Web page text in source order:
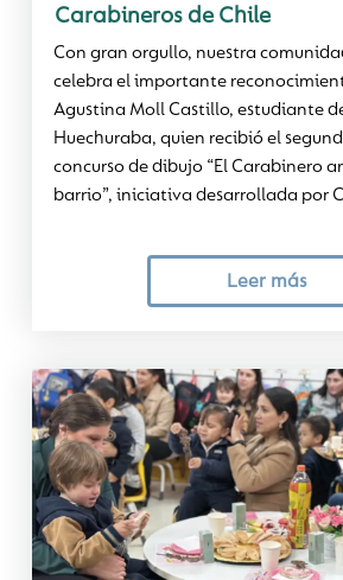
Carabineros de Chile
Con gran orgullo, nuestra
celebra el importante
Agustina Moll Castillo, estudiante
Huechuraba, quien recibió el
concurso de dibujo “El Carabinero
barrio”, iniciativa desarrollada por
Leer más